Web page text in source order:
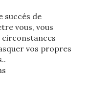
succés de
vous, vous
circonstances
vos propres